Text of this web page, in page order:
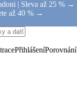
| Sleva až 25 % →
až 40 % →
PřihlášeníPorovnání